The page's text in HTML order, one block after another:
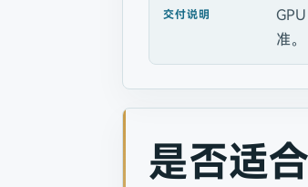
交付说明
准。
是否适